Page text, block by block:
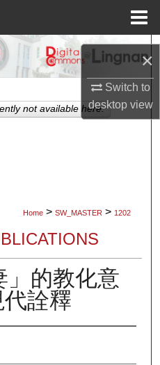
×
Switch to
desktopview
Home > SW_MASTER > 1202
」的教化意
詮釋
not available here.